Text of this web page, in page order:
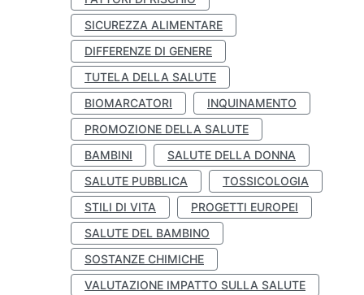
SICUREZZA ALIMENTARE
DIFFERENZE DI GENERE
TUTELA DELLA SALUTE
BIOMARCATORI
INQUINAMENTO
PROMOZIONE DELLA SALUTE
BAMBINI
SALUTE DELLA DONNA
SALUTE PUBBLICA
TOSSICOLOGIA
STILI DI VITA
PROGETTI EUROPEI
SALUTE DEL BAMBINO
SOSTANZE CHIMICHE
VALUTAZIONE IMPATTO SULLA SALUTE